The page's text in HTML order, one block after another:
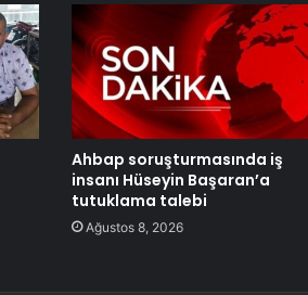
Ahbap soruşturmasında iş
insanı Hüseyin Başaran’a
tutuklama talebi
Ağustos 8, 2026